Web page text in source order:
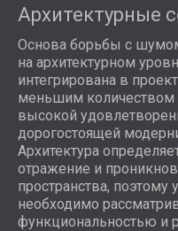
Архитектурные
Основа борьбы с
на архитектурном
интегрирована в
меньшим количеством
высокой
дорогостоящей
Архитектура
отражение и
пространства,
необходимо
функциональностью и